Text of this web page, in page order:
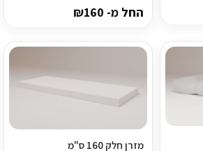
צור קשר
הצהרת נגישות
התחבר / הרשם
החל מ- ₪160
מזרן חלק 160 ס"מ